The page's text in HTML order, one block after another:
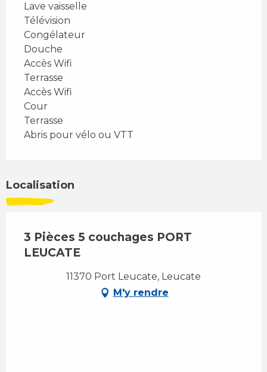
Lave vaisselle
Télévision
Congélateur
Douche
Accès Wifi
Terrasse
Accès Wifi
Cour
Terrasse
Abris pour vélo ou VTT
Localisation
3 Pièces 5 couchages PORT
LEUCATE
11370 Port Leucate, Leucate
M'y rendre